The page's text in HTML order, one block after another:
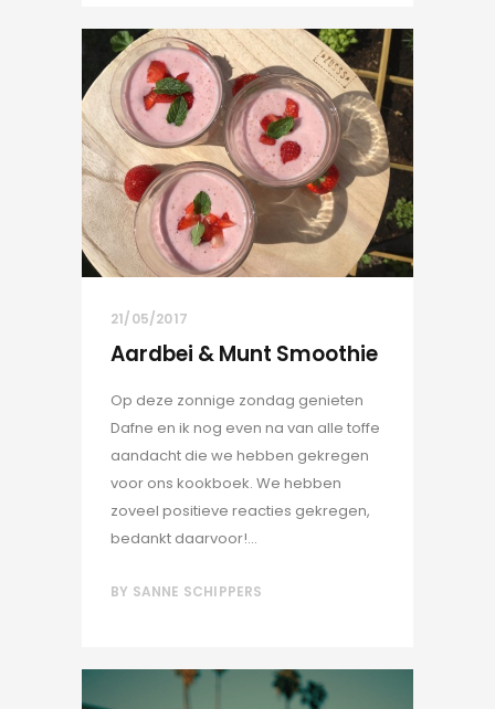
21/05/2017
Aardbei & Munt Smoothie
Op deze zonnige zondag genieten
Dafne en ik nog even na van alle toffe
aandacht die we hebben gekregen
voor ons kookboek. We hebben
zoveel positieve reacties gekregen,
bedankt daarvoor!...
BY SANNE SCHIPPERS